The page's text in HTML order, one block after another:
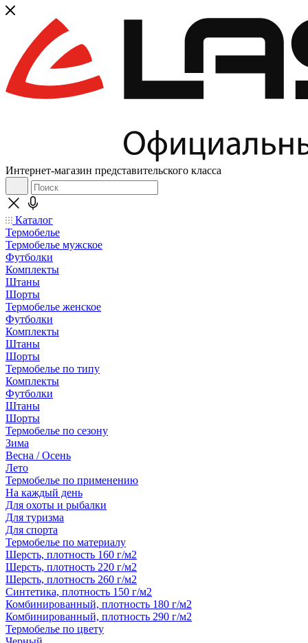
Интернет-магазин представительского класса
Каталог
Термобелье
Термобелье мужское
Футболки
Комплекты
Штаны
Шорты
Термобелье женское
Футболки
Комплекты
Штаны
Шорты
Термобелье по типу
Комплекты
Футболки
Штаны
Шорты
Термобелье по сезону
Зима
Весна / Осень
Лето
Термобелье по применению
На каждый день
Для охоты и рыбалки
Для туризма
Для спорта
Термобелье по материалу
Шерсть, плотность 160 г/м2
Шерсть, плотность 220 г/м2
Шерсть, плотность 260 г/м2
Синтетика, плотность 150 г/м2
Комбинированный, плотность 180 г/м2
Комбинированный, плотность 290 г/м2
Термобелье по цвету